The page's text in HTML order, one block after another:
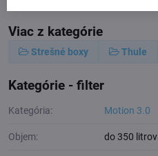
Viac z kategórie
Strešné boxy Thule
Kategórie - filter
Kategória: Motion 3.0
Objem: do 350 litrov